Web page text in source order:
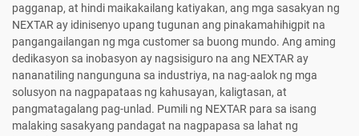
pagganap, at hindi maikakailang katiyakan, ang mga sasakyan ng
NEXTAR ay idinisenyo upang tugunan ang pinakamahihigpit na
pangangailangan ng mga customer sa buong mundo. Ang aming
dedikasyon sa inobasyon ay nagsisiguro na ang NEXTAR ay
nananatiling nangunguna sa industriya, na nag-aalok ng mga
solusyon na nagpapataas ng kahusayan, kaligtasan, at
pangmatagalang pag-unlad. Pumili ng NEXTAR para sa isang
malaking sasakyang pandagat na nagpapasa sa lahat ng